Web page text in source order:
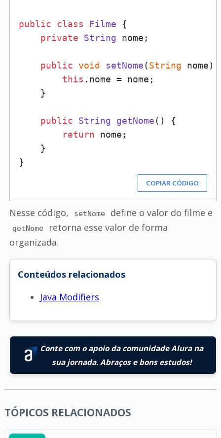
public class Filme {
private
String nome;
public void setNome(String nome)
this . nome = nome;
    }
public String getNome( ) {
return nome;
    }
COPIAR CÓDIGO
Nesse código, setNome define o valor do filme e
getNome
retorna esse valor de forma
organizada.
Conteúdos relacionados
Java Modifiers
Conte com o apoio da comunidade Alura na
sua jornada. Abraços e bons estudos!
TÓPICOS RELACIONADOS